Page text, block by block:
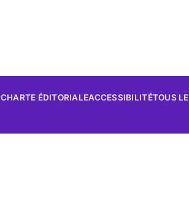
CHARTE ÉDITORIALEACCESSIBILITÉTOUS